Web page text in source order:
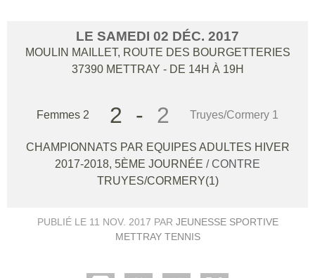
LE SAMEDI 02 DÉC. 2017
MOULIN MAILLET, ROUTE DES BOURGETTERIES
37390 METTRAY - DE 14H À 19H
Femmes 2 2 - 2 Truyes/Cormery 1
CHAMPIONNATS PAR EQUIPES ADULTES HIVER
2017-2018, 5ÈME JOURNÉE / CONTRE
TRUYES/CORMERY(1)
PUBLIÉ LE 11 NOV. 2017 PAR JEUNESSE SPORTIVE
METTRAY TENNIS